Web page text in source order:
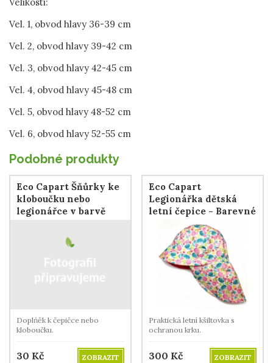
Vel. 1, obvod hlavy 36-39 cm
Vel. 2, obvod hlavy 39-42 cm
Vel. 3, obvod hlavy 42-45 cm
Vel. 4, obvod hlavy 45-48 cm
Vel. 5, obvod hlavy 48-52 cm
Vel. 6, obvod hlavy 52-55 cm
Podobné produkty
Eco Capart Šňůrky ke
kloboučku nebo
legionářce v barvě
Doplńěk k čepičce nebo
kloboučku.
30 Kč ZOBRAZIT
Eco Capart
Legionářka dětská
letní čepice - Barevné
Praktická letní kšiltovka s
ochranou krku.
300 Kč ZOBRAZIT